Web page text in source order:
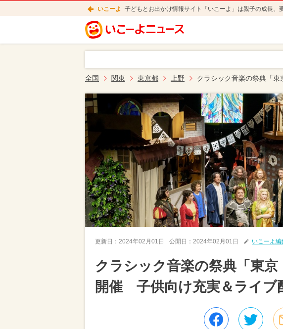
いこーよ 子どもとお出かけ情報サイト「いこーよ」は親子の成長、
全国 関東 東京都 上野 クラシック音楽の祭典「
更新日： 2024年02月01日 公開日： 2024年02月01日 いこーよ編
クラシック音楽の祭典「東京
開催 子供向け充実＆ライブ